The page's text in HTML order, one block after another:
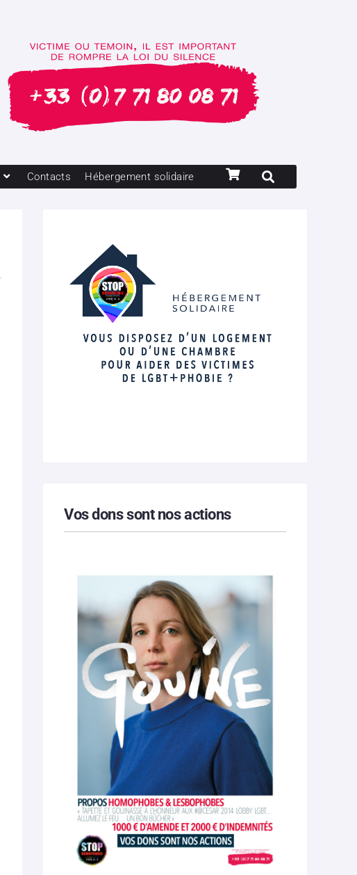
Contacts Hébergement solidaire
Vos dons sont nos actions